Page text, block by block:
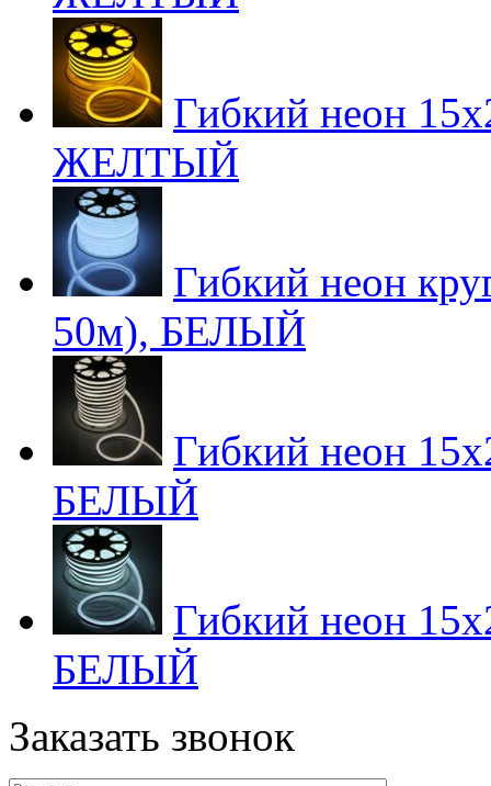
Гибкий неон
ЖЕЛТЫЙ
Гибкий неон
50м), БЕЛЫЙ
Гибкий неон
БЕЛЫЙ
Гибкий неон
БЕЛЫЙ
Заказать звонок